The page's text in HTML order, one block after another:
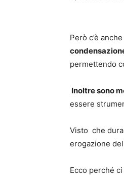
Però c’è
permettendo
Inoltre sono
essere
Visto che
erogazione
Ecco perché